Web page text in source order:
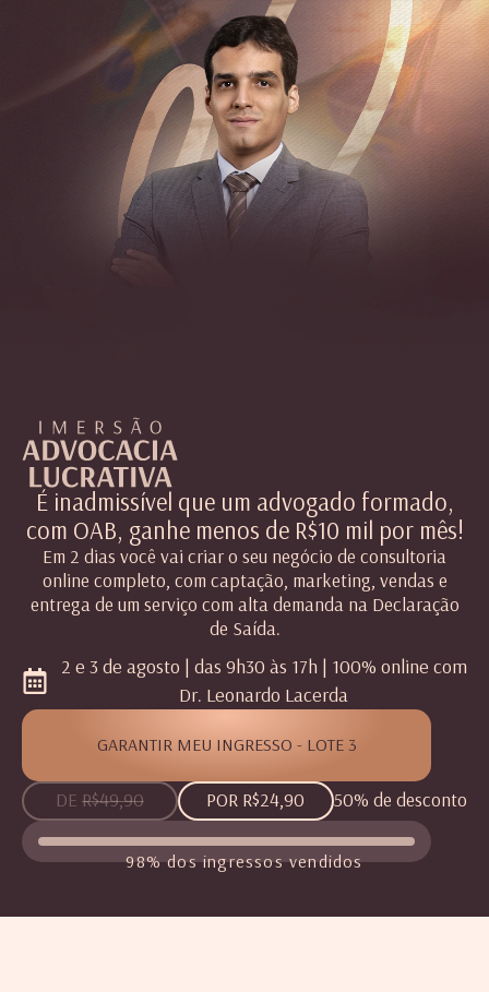
É inadmissível que um advogado formado,
com OAB, ganhe menos de R$10 mil por mês!
Em 2 dias você vai criar o seu negócio de consultoria
online completo, com captação, marketing, vendas e
entrega de um serviço com alta demanda na Declaração
de Saída.
2 e 3 de agosto | das 9h30 às 17h | 100% online com
Dr. Leonardo Lacerda
GARANTIR MEU INGRESSO - LOTE 3
DE R$49,90 POR R$24,90 50% de desconto
98% dos ingressos vendidos